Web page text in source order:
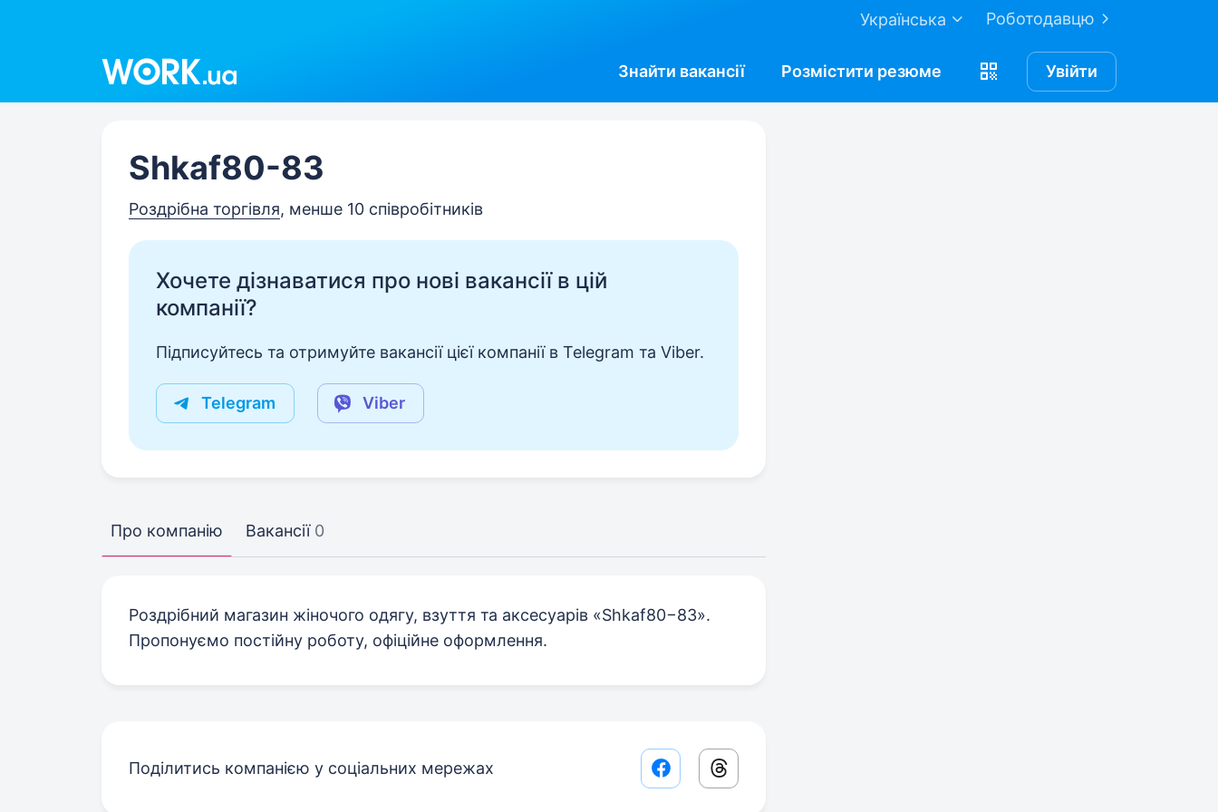
Роботодавцю
Українська
Знайти вакансії Розмістити резюме Увійти
Shkaf80-83
Роздрібна торгівля, менше 10 співробітників
Хочете дізнаватися про нові вакансії в цій
компанії?
Підписуйтесь та отримуйте вакансії цієї компанії в Telegram та Viber.
Telegram Viber
Про компанію Вакансії 0
Роздрібний магазин жіночого одягу, взуття та аксесуарів «Shkaf80−83».
Пропонуємо постійну роботу, офіційне оформлення.
Поділитись компанією у соціальних мережах Facebook share link
Threads share link